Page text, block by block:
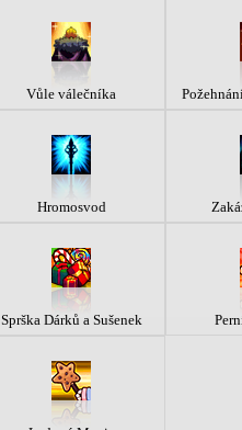
Vůle válečníka
Hromosvod
Sprška Dárků a Sušenek